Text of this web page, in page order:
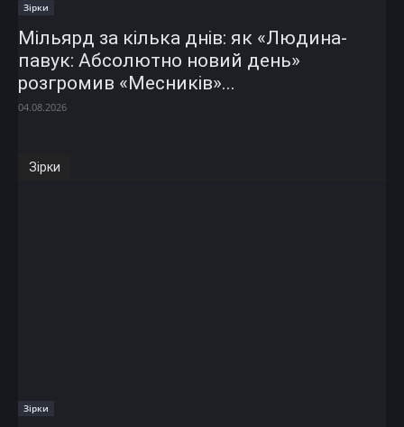
Зірки
Мільярд за кілька днів: як «Людина-
павук: Абсолютно новий день»
розгромив «Месників»...
04.08.2026
Зірки
Зірки